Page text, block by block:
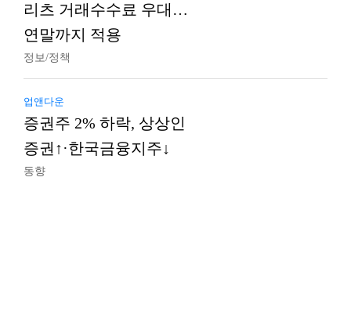
리츠 거래수수료 우대…
연말까지 적용
정보/정책
업앤다운
증권주 2% 하락, 상상인
증권↑·한국금융지주↓
동향